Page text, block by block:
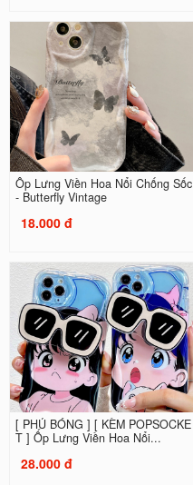
Ốp Lưng Viền Hoa Nổi Chống Sốc
- Butterfly Vintage
18.000 đ
[ PHỦ BÓNG ] [ KÈM POPSOCKE
T ] Ốp Lưng Viền Hoa Nổi...
28.000 đ